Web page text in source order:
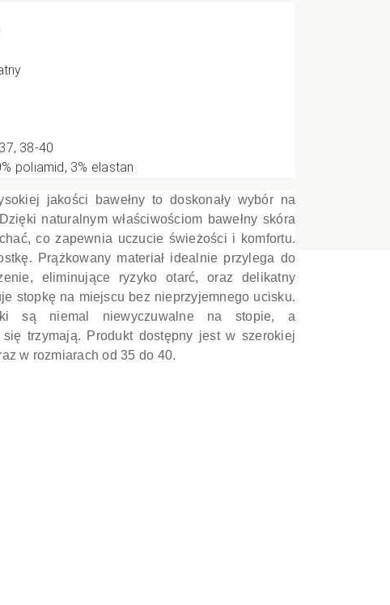
38-40
poliamid, 3% elastan
jakości bawełny to doskonały wybór na
naturalnym właściwościom bawełny skóra
co zapewnia uczucie świeżości i komfortu.
Prążkowany materiał idealnie przylega do
eliminujące ryzyko otarć, oraz delikatny
stopkę na miejscu bez nieprzyjemnego ucisku.
są niemal niewyczuwalne na stopie, a
trzymają. Produkt dostępny jest w szerokiej
w rozmiarach od 35 do 40.